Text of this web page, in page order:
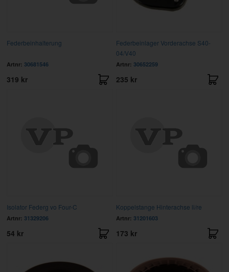
Federbeinhalterung
Artnr: 30681546
319 kr
Federbeinlager Vorderachse S40-
04/V40
Artnr: 30652259
235 kr
Isolator Federg vo Four-C
Artnr: 31329206
54 kr
Koppelstange Hinterachse li/re
Artnr: 31201603
173 kr